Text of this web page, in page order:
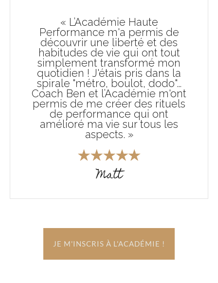
« L’Académie Haute
Performance m'a permis de
découvrir une liberté et des
habitudes de vie qui ont tout
simplement transformé mon
quotidien ! J'étais pris dans la
spirale "métro, boulot, dodo"…
Coach Ben et l’Académie m'ont
permis de me créer des rituels
de performance qui ont
amélioré ma vie sur tous les
aspects. »
Matt
JE M'INSCRIS À L'ACADÉMIE !